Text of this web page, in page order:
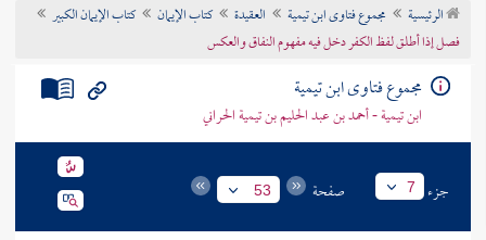
تراجم الأعلام
الرئيسية مجموع فتاوى ابن تيمية العقيدة كتاب الإيمان
كتاب الإيمان الكبير
فصل إذا أطلق لفظ الكفر دخل فيه مفهوم النفاق والعكس
مجموع فتاوى ابن تيمية
ابن تيمية - أحمد بن عبد الحليم بن تيمية الحراني
جزء 7 صفحة 53